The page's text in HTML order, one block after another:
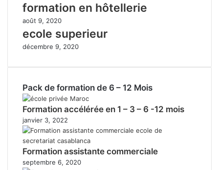
formation en hôtellerie
août 9, 2020
ecole superieur
décembre 9, 2020
Pack de formation de 6 – 12 Mois
Formation accélérée en 1 – 3 – 6 -12 mois
janvier 3, 2022
Formation assistante commerciale
septembre 6, 2020